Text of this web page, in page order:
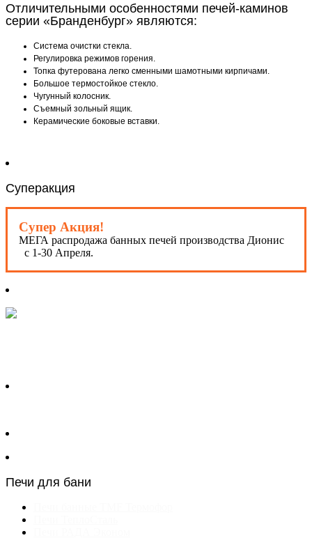
Отличительными особенностями печей-каминов
серии «Бранденбург» являются:
Система очистки стекла.
Регулировка режимов горения.
Топка футерована легко сменными шамотными кирпичами.
Большое термостойкое стекло.
Чугунный колосник.
Съемный зольный ящик.
Керамические боковые вставки.
Суперакция
Супер Акция!
МЕГА распродажа банных печей производства Дионис
с 1-30 Апреля.
Печи для бани